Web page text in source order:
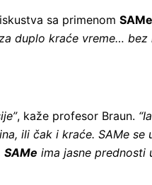
sa primenom SAMe
duplo kraće vreme… bez
, kaže profesor Braun.
ili čak i kraće. SAMe se
SAMe ima jasne prednosti